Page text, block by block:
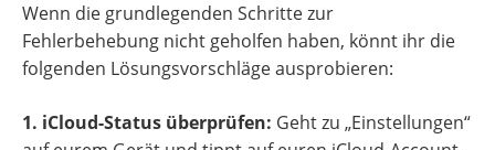
Wenn die grundlegenden Schritte zur
Fehlerbehebung nicht geholfen haben, könnt ihr die
folgenden Lösungsvorschläge ausprobieren:
1. iCloud-Status überprüfen: Geht zu „Einstellungen“